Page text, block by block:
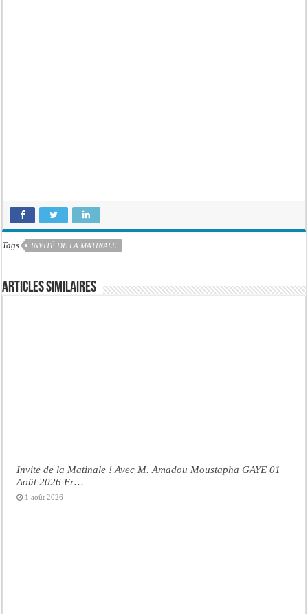
Tags INVITÉ DE LA MATINALE
Articles similaires
Invite de la Matinale ! Avec M. Amadou Moustapha GAYE 01
Août 2026 Fr…
1 août 2026